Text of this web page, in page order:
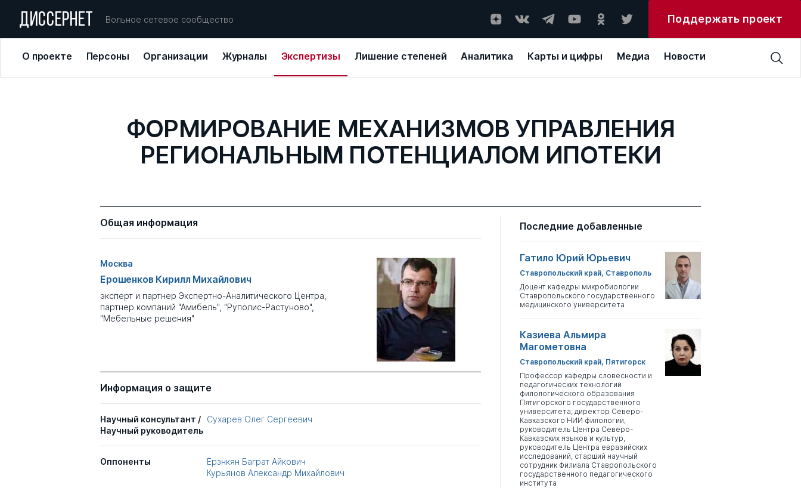
ДИССЕРНЕТ Вольное сетевое сообщество Поддержать проект
О проекте Персоны Организации Журналы Экспертизы Лишение степеней Аналитика Карты и цифры Медиа Новости
ФОРМИРОВАНИЕ МЕХАНИЗМОВ УПРАВЛЕНИЯ
РЕГИОНАЛЬНЫМ ПОТЕНЦИАЛОМ ИПОТЕКИ
Общая информация
Москва
Ерошенков Кирилл Михайлович
эксперт и партнер Экспертно-Аналитического Центра,
партнер компаний "Амибель", "Руполис-Растуново",
"Мебельные решения"
Информация о защите
Научный консультант /
Научный руководитель
Сухарев Олег Сергеевич
Оппоненты
Ерзнкян Баграт Айкович
Курьянов Александр Михайлович
Последние добавленные
Гатило Юрий Юрьевич
Ставропольский край, Ставрополь
Доцент кафедры микробиологии
Ставропольского государственного
медицинского университета
Казиева Альмира
Магометовна
Ставропольский край, Пятигорск
Профессор кафедры словесности и
педагогических технологий
филологического образования
Пятигорского государственного
университета, директор Северо-
Кавказского НИИ филологии,
руководитель Центра Северо-
Кавказских языков и культур,
руководитель Центра евразийских
исследований, старший научный
сотрудник Филиала Ставропольского
государственного педагогического
института